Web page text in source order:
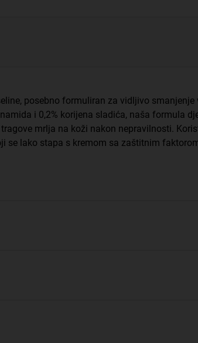
posebno formuliran za vidljivo
i 0,2% korijena sladića, naša formula
mrlja na koži nakon nepravilnosti.
se lako stapa s kremom sa zaštitnim